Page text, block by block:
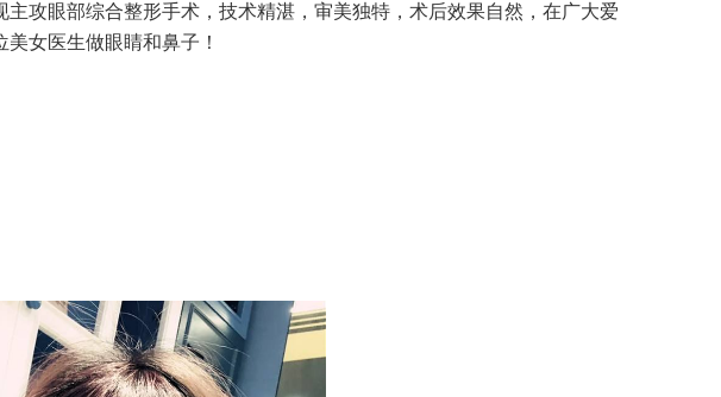
攻眼部综合整形手术，技术精湛，审美独特，术后效果自然，在广大爱
女医生做眼睛和鼻子！